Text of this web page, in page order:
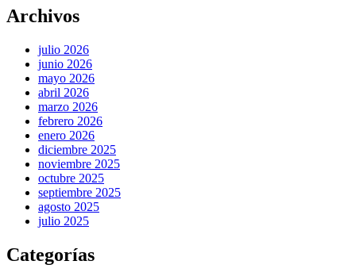
Archivos
julio 2026
junio 2026
mayo 2026
abril 2026
marzo 2026
febrero 2026
enero 2026
diciembre 2025
noviembre 2025
octubre 2025
septiembre 2025
agosto 2025
julio 2025
Categorías